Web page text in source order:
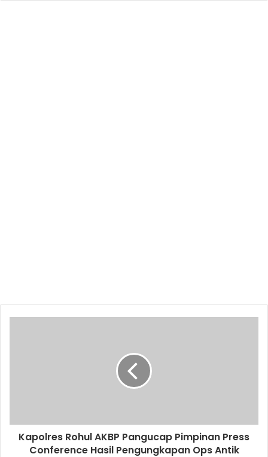
Kapolres Rohul AKBP Pangucap Pimpinan Press
Conference Hasil Pengungkapan Ops Antik